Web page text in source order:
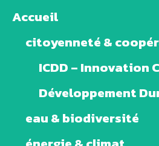
Accueil
citoyenneté &
ICDD – Innovation
Développement
eau & biodiversité